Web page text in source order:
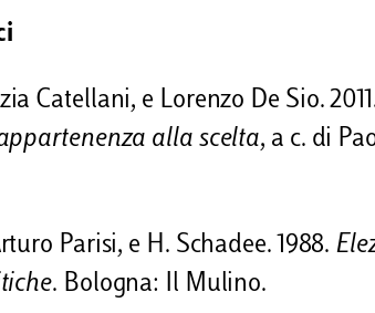
Catellani, e Lorenzo De Sio.
alla scelta, a c. di
Parisi, e H. Schadee. 1988.
. Bologna: Il Mulino.